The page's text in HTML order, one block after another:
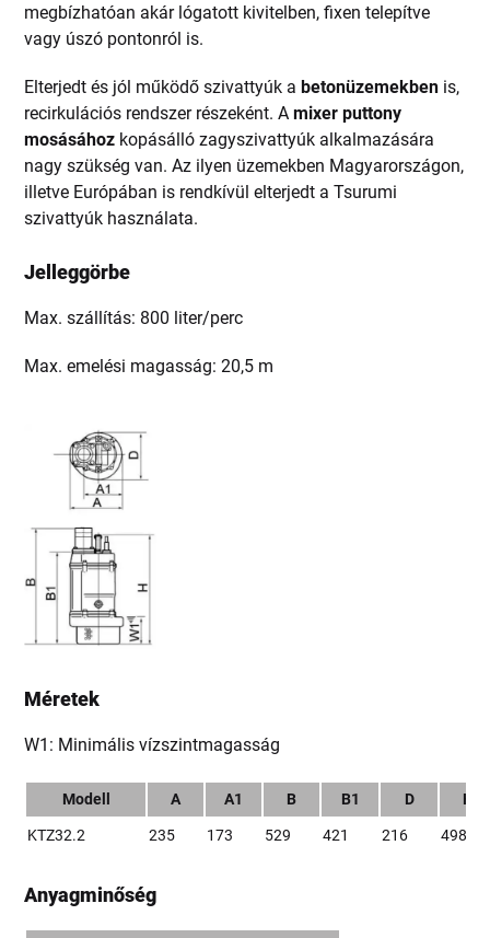
megbízhatóan akár lógatott kivitelben, fixen telepítve
vagy úszó pontonról is.
Elterjedt és jól működő szivattyúk a betonüzemekben is,
recirkulációs rendszer részeként. Amixer puttony
mosásához kopásálló zagyszivattyúk alkalmazására
nagy szükség van. Az ilyen üzemekben Magyarországon,
illetve Európában is rendkívül elterjedt a Tsurumi
szivattyúk használata.
Jelleggörbe
Max. szállítás: 800 liter/perc
Max. emelési magasság: 20,5 m
Méretek
W1: Minimális vízszintmagasság
Modell A A1 B B1 D H
KTZ32.2 235 173 529 421 216 498
Anyagminőség